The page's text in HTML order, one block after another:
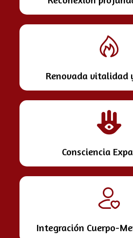
Renovada vitalidad
Consciencia
Integración Cuerpo-